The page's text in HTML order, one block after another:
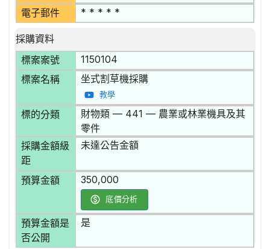
電子郵件 * * * * *
採購資料
標案案號
1150104
標案名稱 坐式割草機採購
教學
標的分類
財物類 — 441 — 農業或林業機具及其
零件
採購金額級
距
未達公告金額
預算金額 350,000
底價分析
預算金額是
否公開
是